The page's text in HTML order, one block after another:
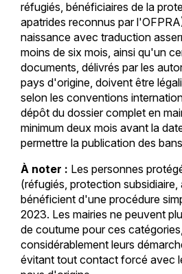
réfugiés, bénéficiaires de la
apatrides reconnus par
naissance avec traduction
moins de six mois, ainsi qu'un
documents, délivrés par les
pays d'origine, doivent être
selon les conventions
dépôt du dossier complet en
minimum deux mois avant la
permettre la publication des
À noter : Les personnes
(réfugiés, protection subsidiaire,
bénéficient d'une procédure
2023. Les mairies ne peuvent
de coutume pour ces
considérablement leurs
évitant tout contact forcé avec